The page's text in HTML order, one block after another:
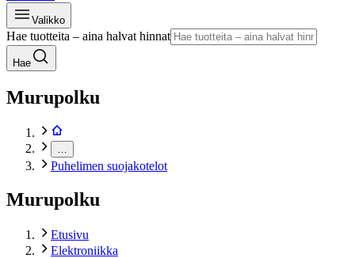
Valikko
Hae tuotteita – aina halvat hinnat
Hae
Murupolku
Puhelimen suojakotelot
Murupolku
Etusivu
Elektroniikka